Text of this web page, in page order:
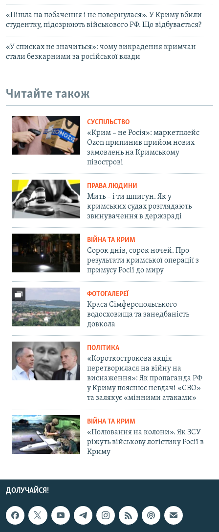
«Пішла на побачення і не повернулася». У Криму вбили
студентку, підозрюють військового РФ. Що відбувається?
«У списках не значиться»: чому викрадення кримчан
стали безкарними за російської влади
Читайте також
СУСПІЛЬСТВО
«Крим – не Росія»: маркетплейс
Ozon припинив прийом нових
замовлень на Кримському
півострові
ПРАВА ЛЮДИНИ
Мить – і ти шпигун. Як у
кримських судах розглядають
звинувачення в держзраді
ВІЙНА ТА КРИМ
Сорок днів, сорок ночей. Про
результати кримської операції з
примусу Росії до миру
ФОТОГАЛЕРЕЇ
Краса Сімферопольського
водосховища та занедбаність
довкола
ПОЛІТИКА
«Короткострокова акція
перетворилася на війну на
виснаження»: Як пропаганда РФ
у Криму пояснює невдачі «СВО»
та залякує «мінними атаками»
ВІЙНА ТА КРИМ
«Полювання на колони». Як ЗСУ
ріжуть військову логістику Росії в
Криму
ДОЛУЧАЙСЯ!